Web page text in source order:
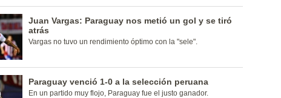
Juan Vargas: Paraguay nos metió un gol y se tiró
atrás
Vargas no tuvo un rendimiento óptimo con la "sele".
Paraguay venció 1-0 a la selección peruana
En un partido muy flojo, Paraguay fue el justo ganador.